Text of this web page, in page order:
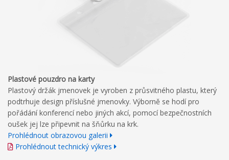
Plastové pouzdro na karty
Plastový držák jmenovek je vyroben z průsvitného plastu, který
podtrhuje design příslušné jmenovky. Výborně se hodí pro
pořádání konferencí nebo jiných akcí, pomocí bezpečnostních
oušek jej lze připevnit na šňůrku na krk.
Prohlédnout obrazovou galerii
Prohlédnout technický výkres